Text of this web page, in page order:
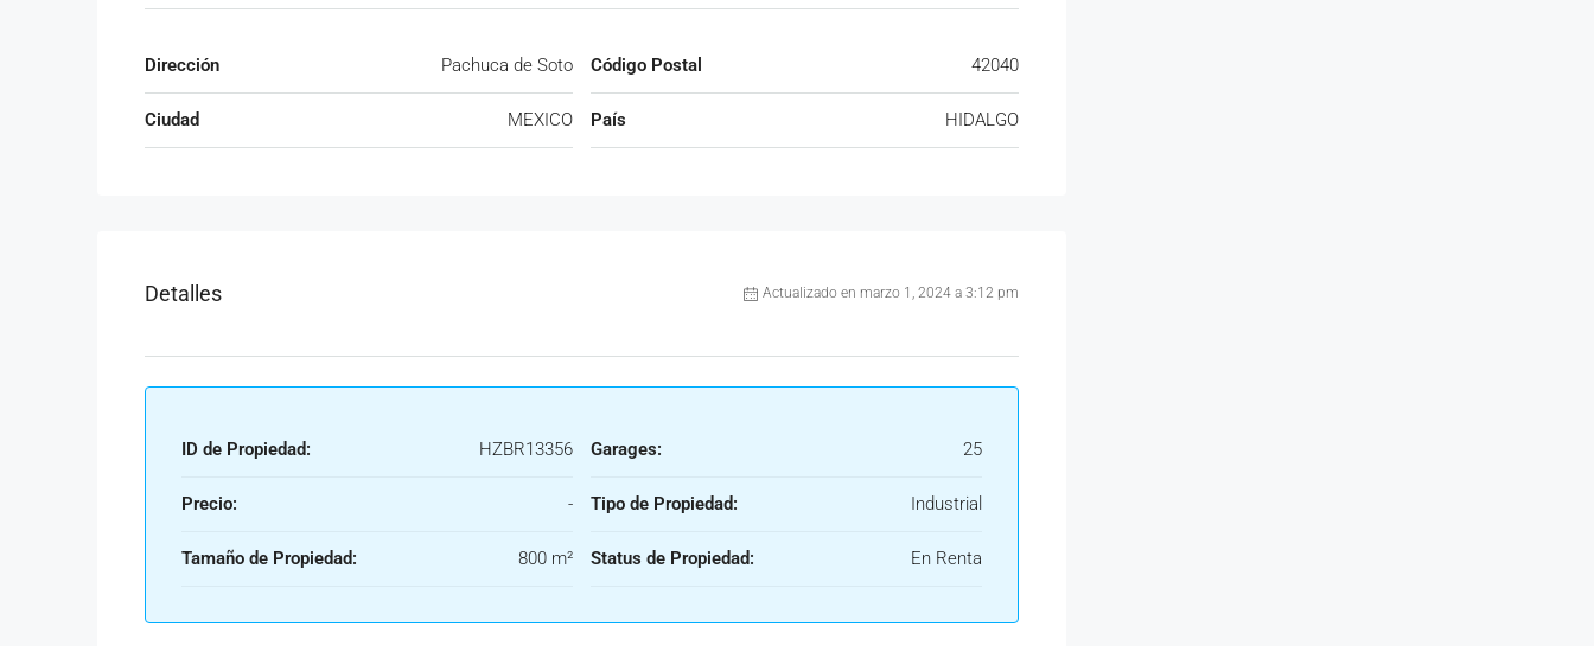
Dirección Pachuca de Soto
Ciudad MEXICO
Código Postal 42040
País HIDALGO
Detalles Actualizado en marzo 1, 2024 a 3:12 pm
ID de Propiedad: HZBR13356
Precio: -
Tamaño de Propiedad: 800 m²
Garages: 25
Tipo de Propiedad: Industrial
Status de Propiedad: En Renta